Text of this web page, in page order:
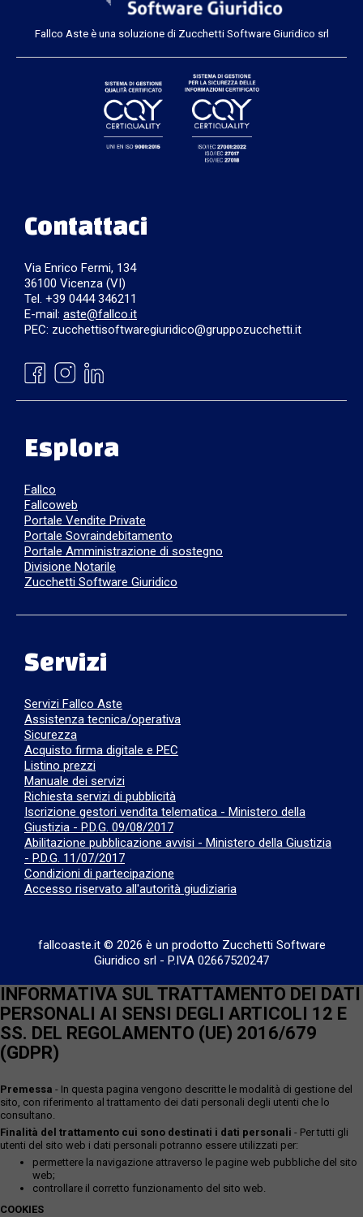
Fallco Aste è una soluzione di Zucchetti Software Giuridico srl
Contattaci
Via Enrico Fermi, 134
36100 Vicenza (VI)
Tel. +39 0444 346211
E-mail: aste@fallco.it
PEC: zucchettisoftwaregiuridico@gruppozucchetti.it
Esplora
Fallco
Fallcoweb
Portale Vendite Private
Portale Sovraindebitamento
Portale Amministrazione di sostegno
Divisione Notarile
Zucchetti Software Giuridico
Servizi
Servizi Fallco Aste
Assistenza tecnica/operativa
Sicurezza
Acquisto firma digitale e PEC
Listino prezzi
Manuale dei servizi
Richiesta servizi di pubblicità
Iscrizione gestori vendita telematica - Ministero della
Giustizia - P.D.G. 09/08/2017
Abilitazione pubblicazione avvisi - Ministero della Giustizia
- P.D.G. 11/07/2017
Condizioni di partecipazione
Accesso riservato all'autorità giudiziaria
fallcoaste.it © 2026 è un prodotto Zucchetti Software
Giuridico srl - P.IVA 02667520247
INFORMATIVA SUL TRATTAMENTO DEI DATI
PERSONALI AI SENSI DEGLI ARTICOLI 12 E
SS. DEL REGOLAMENTO (UE) 2016/679
(GDPR)
Premessa - In questa pagina vengono descritte le modalità di gestione del
sito, con riferimento al trattamento dei dati personali degli utenti che lo
consultano.
Finalità del trattamento cui sono destinati i dati personali - Per tutti gli
utenti del sito web i dati personali potranno essere utilizzati per:
permettere la navigazione attraverso le pagine web pubbliche del sito
web;
controllare il corretto funzionamento del sito web.
COOKIES